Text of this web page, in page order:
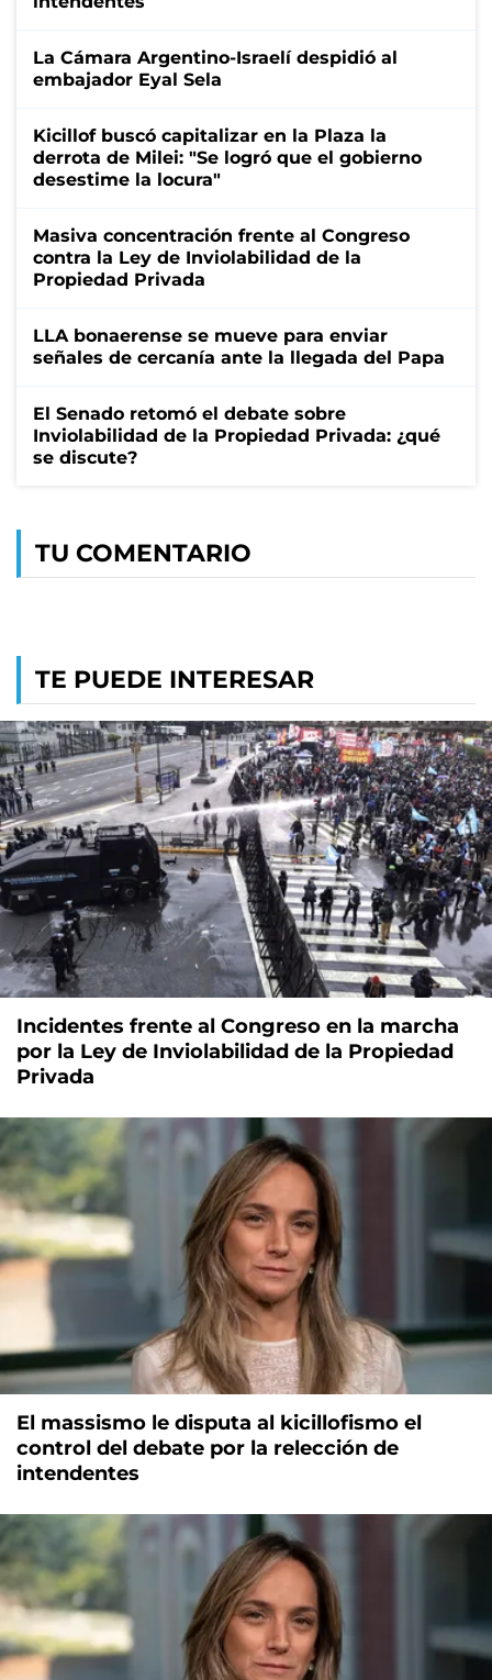
La Cámara Argentino-Israelí despidió al
embajador Eyal Sela
Kicillof buscó capitalizar en la Plaza la
derrota de Milei: "Se logró que el gobierno
desestime la locura"
Masiva concentración frente al Congreso
contra la Ley de Inviolabilidad de la
Propiedad Privada
LLA bonaerense se mueve para enviar
señales de cercanía ante la llegada del Papa
El Senado retomó el debate sobre
Inviolabilidad de la Propiedad Privada: ¿qué
se discute?
TU COMENTARIO
TE PUEDE INTERESAR
Incidentes frente al Congreso en la marcha
por la Ley de Inviolabilidad de la Propiedad
Privada
El massismo le disputa al kicillofismo el
control del debate por la relección de
intendentes